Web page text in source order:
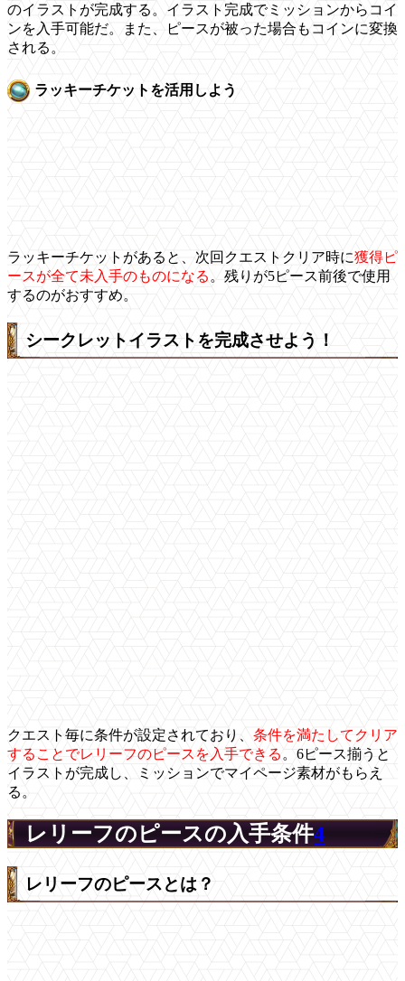
のイラストが完成する。イラスト完成でミッションからコイ
ンを入手可能だ。また、ピースが被った場合もコインに変換
される。
ラッキーチケットを活用しよう
ラッキーチケットがあると、次回クエストクリア時に獲得ピ
ースが全て未入手のものになる 。残りが5ピース前後で使用
するのがおすすめ。
シークレットイラストを完成させよう！
クエスト毎に条件が設定されており、 条件を満たしてクリア
することでレリーフのピースを入手できる 。6ピース揃うと
イラストが完成し、ミッションでマイページ素材がもらえ
る。
レリーフのピースの入手条件4
レリーフのピースとは？